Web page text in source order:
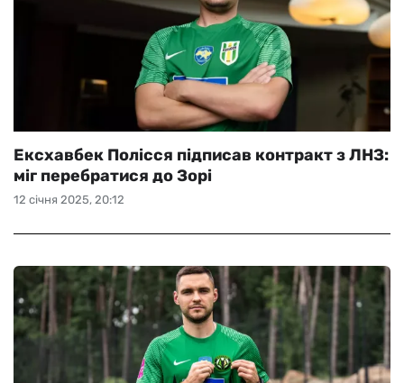
БУКМЕКЕРИ
12 січня 2025, 20:12
Ексхавбек Полісся підписав контракт з ЛНЗ:
міг перебратися до Зорі